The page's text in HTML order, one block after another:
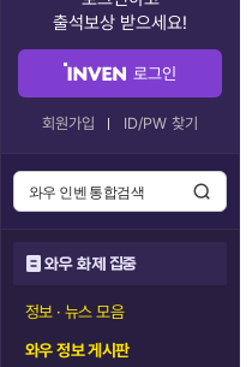
출석보상 받으세요!
로그인
회원가입 ID/PW 찾기
와우 화제 집중
정보 · 뉴스 모음
와우 정보 게시판